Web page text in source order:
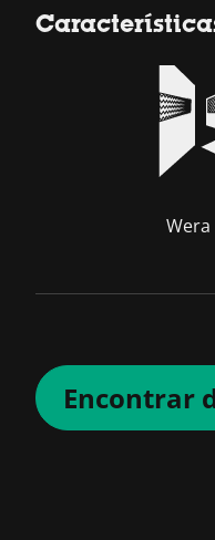
Wera
Encontrar